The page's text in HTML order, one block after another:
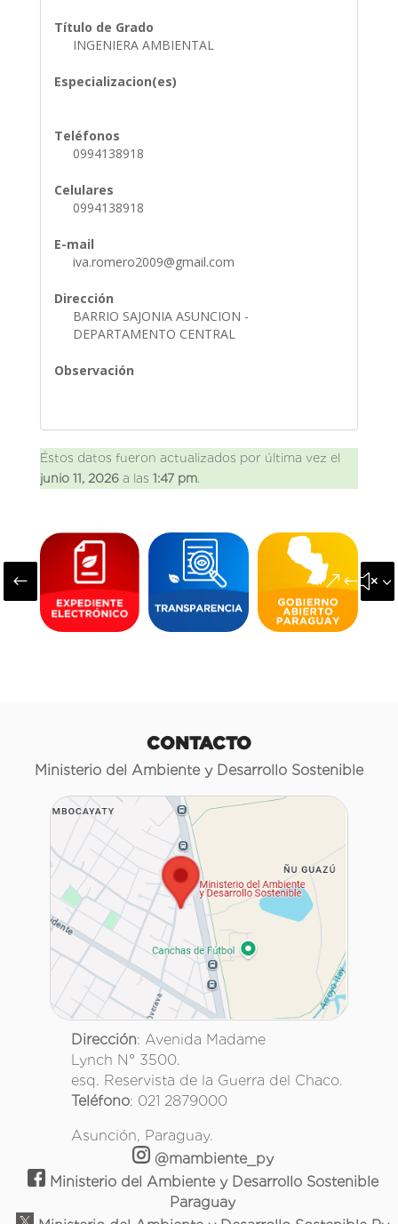
Título de Grado
INGENIERA AMBIENTAL
Especializacion(es)
Teléfonos
0994138918
Celulares
0994138918
E-mail
iva.romero2009@gmail.com
Dirección
BARRIO SAJONIA ASUNCION -
DEPARTAMENTO CENTRAL
Observación
Éstos datos fueron actualizados por última vez el
junio 11, 2026a las 1:47 pm.
#
CONTACTO
Ministerio del Ambiente y Desarrollo Sostenible
Dirección: Avenida Madame
Lynch N° 3500.
esq. Reservista de la Guerra del Chaco.
Teléfono: 021 2879000
Asunción, Paraguay.
@mambiente_py
Ministerio del Ambiente y Desarrollo Sostenible
Paraguay